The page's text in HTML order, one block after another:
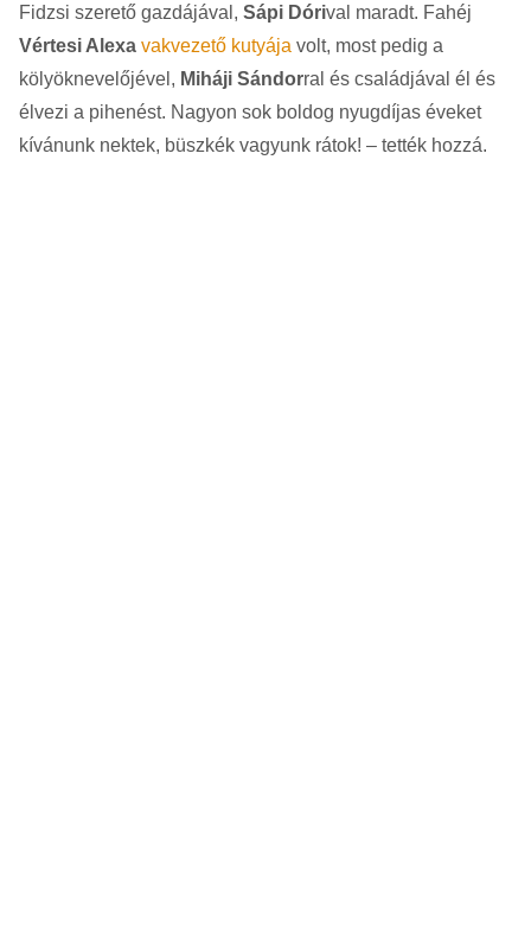
Fidzsi szerető gazdájával, Sápi Dórival maradt. Fahéj
Vértesi Alexa vakvezető kutyája volt, most pedig a
kölyöknevelőjével, Miháji Sándorral és családjával él és
élvezi a pihenést. Nagyon sok boldog nyugdíjas éveket
kívánunk nektek, büszkék vagyunk rátok! – tették hozzá.